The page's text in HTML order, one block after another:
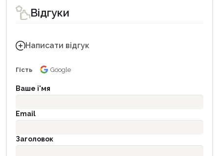
Відгуки
Написати відгук
Гість Google
Ваше і'мя
Email
Заголовок